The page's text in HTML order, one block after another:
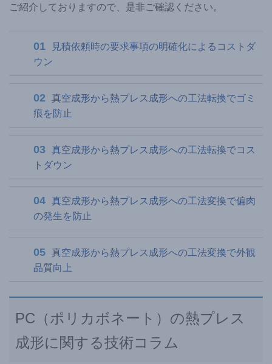
ご紹介しておりますので、是非ご確認ください。
見積依頼時の要求事項の明確化によるコストダ
ウン
真空成形から熱プレス成形への工法転換でゴミ
痕を防止
真空成形から熱プレス成形への工法転換でコス
トダウン
真空成形から熱プレス成形への工法変換で偏肉
の発生を防止
真空成形から熱プレス成形への工法変換で外観
品質向上
PC（ポリカボネート）の熱プレス
成形に関する技術コラム